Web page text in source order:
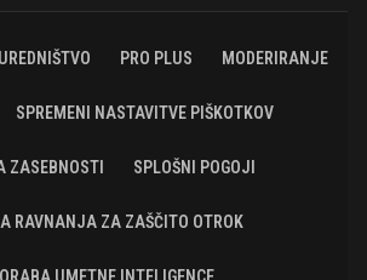
UREDNIŠTVO PRO PLUS MODERIRANJE
SPREMENI NASTAVITVE PIŠKOTKOV
ZASEBNOSTI SPLOŠNI POGOJI
RAVNANJA ZA ZAŠČITO OTROK